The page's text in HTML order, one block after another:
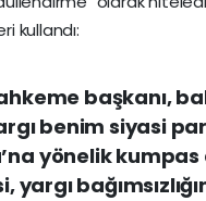
kullandı:
başkanı,
benim siyasi
yönelik